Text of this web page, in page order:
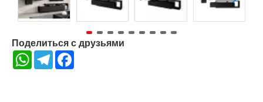
Поделиться с друзьями
WhatsAppTelegram